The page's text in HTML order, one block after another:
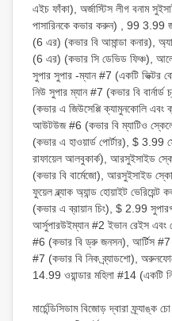
এইচ ফাঁকা), অর্জাস্টিস লীগ বনাম
পাসারিনকে কভার করুন) , 99 3.99
(6 এর) (কভার বি আমান্ডা কনার),
(6 এর) (কভার সি ডেভিড ফিঞ্চ),
সুপার সুপার -ম্যান #7 (একটি
নিউ সুপার ম্যান #7 (কভার বি
(কভার এ জিউসেপ্পি ক্যামুনকোলি
আউটউজ #6 (কভার বি ম্যাটিও
(কভার এ হাওয়ার্ড পোর্টার), $ 3.99
রাফায়েল আলবুকার্ক), আরসুইসাইড
(কভার বি বার্মেজো), আরসুইসাইড
ফুয়েল ব্ল্যাক অ্যান্ড হোয়াইট
(কভার এ ব্রায়ান চিং), $ 2.99
আর্সুপারউইম্যান #2 ইভান রেইস
#6 (কভার বি ড্রু জনসন), আর্টিস
#7 (কভার বি নিক ব্র্যাডশো),
14.99 ওয়ান্ডার মহিলা #14 (একটি
মার্চেন্ডিসিডাম বিজোড় দ্বারা ফ্র্যাঙ্ক